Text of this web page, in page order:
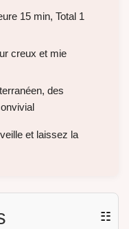
15 min, Total 1
creux et mie
des
et laissez la
☷